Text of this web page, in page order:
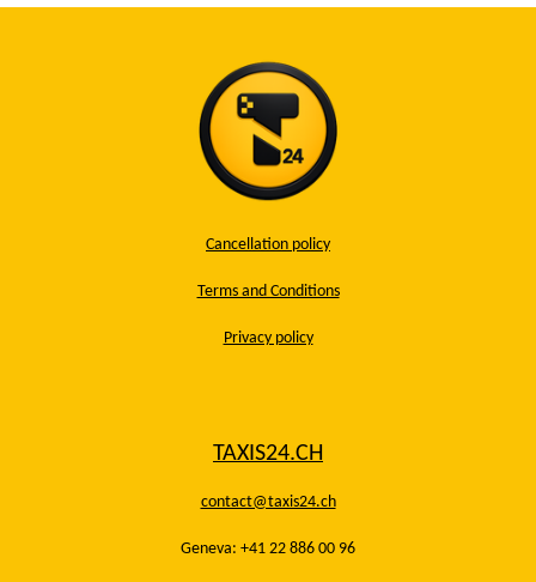
Cancellation policy
Terms and Conditions
Privacy policy
TAXIS24.CH
contact@taxis24.ch
Geneva: +41 22 886 00 96